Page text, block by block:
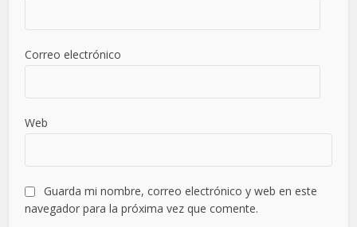
Correo electrónico
Web
Guarda mi nombre, correo electrónico y web en este
navegador para la próxima vez que comente.